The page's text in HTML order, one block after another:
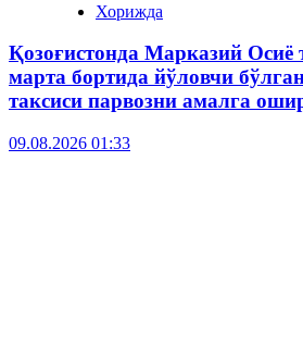
Хорижда
Қозоғистонда Марказий Осиё
марта бортида йўловчи
таксиси парвозни амалга
09.08.2026 01:33